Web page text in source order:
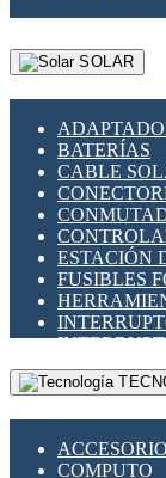
SOLAR
BATERÍAS
CABLE
ESTACIÓN
FUSIBLES
MONTAJE
SUPRESOR
COMPUTO